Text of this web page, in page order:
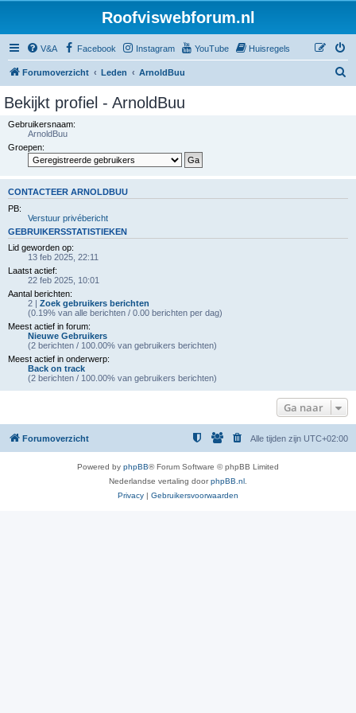
Roofviswebforum.nl
V&A Facebook Instagram YouTube Huisregels
Forumoverzicht Leden ArnoldBuu
Bekijkt profiel - ArnoldBuu
Gebruikersnaam:
ArnoldBuu
Groepen:
CONTACTEER ARNOLDBUU
PB:
Verstuur privébericht
GEBRUIKERSSTATISTIEKEN
Lid geworden op:
13 feb 2025, 22:11
Laatst actief:
22 feb 2025, 10:01
Aantal berichten:
2 | Zoek gebruikers berichten
(0.19% van alle berichten / 0.00 berichten per dag)
Meest actief in forum:
Nieuwe Gebruikers
(2 berichten / 100.00% van gebruikers berichten)
Meest actief in onderwerp:
Back on track
(2 berichten / 100.00% van gebruikers berichten)
Ga naar
Forumoverzicht Alle tijden zijn UTC+02:00
Powered by phpBB® Forum Software © phpBB Limited
Nederlandse vertaling doorphpBB.nl
Privacy | Gebruikersvoorwaarden